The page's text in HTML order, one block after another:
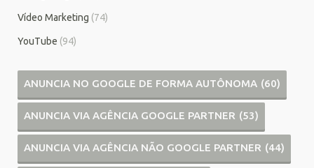
Vídeo Marketing (74)
YouTube (94)
ANUNCIA NO GOOGLE DE FORMA AUTÔNOMA (60)
ANUNCIA VIA AGÊNCIA GOOGLE PARTNER (53)
ANUNCIA VIA AGÊNCIA NÃO GOOGLE PARTNER (44)